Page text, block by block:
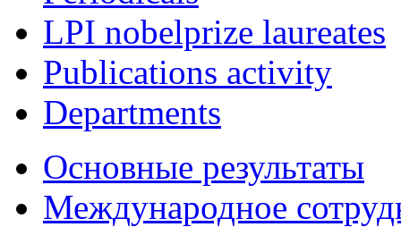
LPI nobelprize laureates
Publications activity
Departments
Основные результаты
Международное